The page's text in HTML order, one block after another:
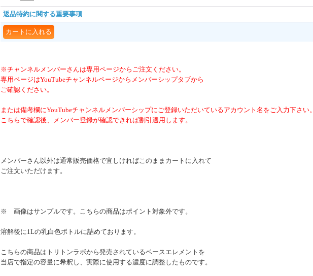
返品特約に関する重要事項
※チャンネルメンバーさんは専用ページからご注文ください。
専用ページはYouTubeチャンネルページからメンバーシップタブから
ご確認ください。
または備考欄にYouTubeチャンネルメンバーシップにご登録いただいているアカウント名をご入力下さい。
こちらで確認後、メンバー登録が確認できれば割引適用します。
メンバーさん以外は通常販売価格で宜しければこのままカートに入れて
ご注文いただけます。
※ 画像はサンプルです。こちらの商品はポイント対象外です。
溶解後に1Lの乳白色ボトルに詰めております。
こちらの商品はトリトンラボから発売されているベースエレメントを
当店で指定の容量に希釈し、実際に使用する濃度に調整したものです。